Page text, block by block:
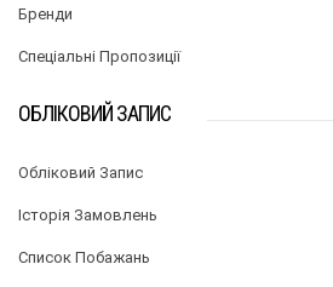
Бренди
Спеціальні Пропозиції
ОБЛІКОВИЙ ЗАПИС
Обліковий Запис
Історія Замовлень
Список Побажань